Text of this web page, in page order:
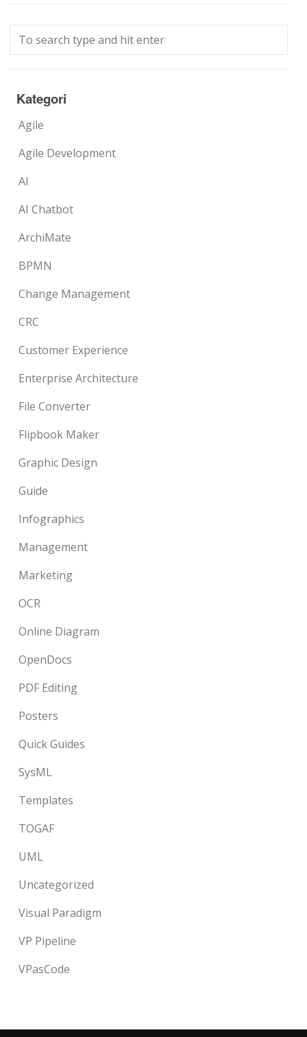
Kategori
Agile
Agile Development
AI
AI Chatbot
ArchiMate
BPMN
Change Management
CRC
Customer Experience
Enterprise Architecture
File Converter
Flipbook Maker
Graphic Design
Guide
Infographics
Management
Marketing
OCR
Online Diagram
OpenDocs
PDF Editing
Posters
Quick Guides
SysML
Templates
TOGAF
UML
Uncategorized
Visual Paradigm
VP Pipeline
VPasCode